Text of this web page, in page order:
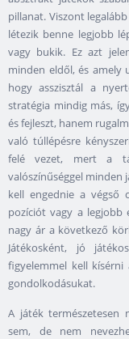
pillanat. Viszont
létezik benne legjobb
vagy bukik. Ez azt
minden eldől, és amely
hogy asszisztál a
stratégia mindig más,
és fejleszt, hanem
való túllépésre
felé vezet, mert a
valószínűséggel minden
kell engednie a végső
pozíciót vagy a
nagy ár a következő
Játékosként, jó
figyelemmel kell
gondolkodásukat.
A játék természetesen
sem, de nem